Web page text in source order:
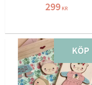
299KR
KÖP